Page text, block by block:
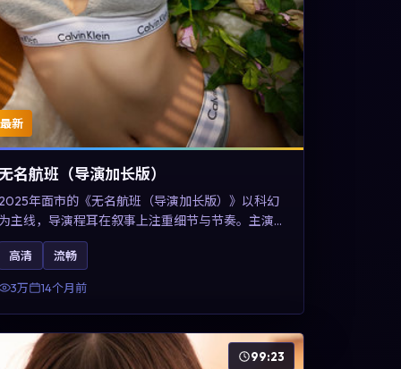
最新
名航班（导演加长版）
年面市的《无名航班（导演加长版）》以科幻
主线，导演程耳在叙事上注重细节与节奏。主演
面，周冬雨、凯特·布兰切特与巩俐的表演为角色
添层次。故事以女性视角重写传统类型片的叙事
性，可作为美国影视爱好者的高清观影选择。
高清 流畅
3万 14个月前
99:23